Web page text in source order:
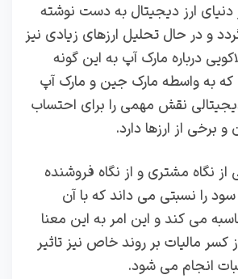
دنیای ارز دیجیتال به دست نوشته
و در حال تحلیل ارزهای زیادی نیز
درباره مارک آپ به این گونه
به واسطه مارک جین و مارک آپ
نقش مهمی را برای احتساب
برخی از ارزها دارد.
از نگاه مشتری و از نگاه فروشنده
را نسبتی می داند که با آن
می کند و این امر به این معنا
مالیات بر روند خاص نیز تاثیر
انجام می شود.